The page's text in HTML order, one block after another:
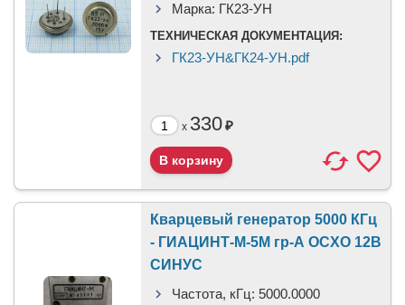
Марка: ГК23-УН
ТЕХНИЧЕСКАЯ ДОКУМЕНТАЦИЯ:
ГК23-УН&ГК24-УН.pdf
x 330₽
Кварцевый генератор 5000 КГц
- ГИАЦИНТ-М-5М гр-А OCXO 12В
СИНУС
Частота, кГц: 5000.0000